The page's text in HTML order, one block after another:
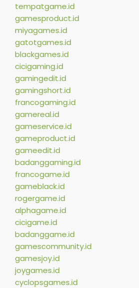
tempatgame.id
gamesproduct.id
miyagames.id
gatotgames.id
blackgames.id
cicigaming.id
gamingedit.id
gamingshort.id
francogaming.id
gamereal.id
gameservice.id
gameproduct.id
gameedit.id
badanggaming.id
francogame.id
gameblack.id
rogergame.id
alphagame.id
cicigame.id
badanggame.id
gamescommunity.id
gamesjoy.id
joygames.id
cyclopsgames.id